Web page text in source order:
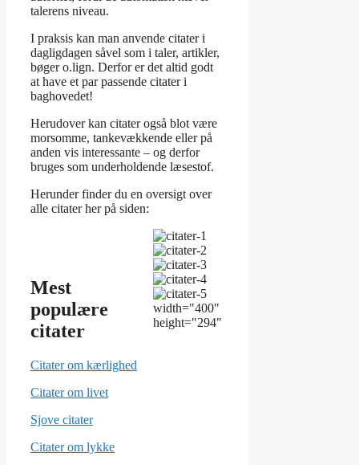
talerens niveau.
I praksis kan man anvende citater i
dagligdagen såvel som i taler, artikler,
bøger o.lign. Derfor er det altid godt
at have et par passende citater i
baghovedet!
Herudover kan citater også blot være
morsomme, tankevækkende eller på
anden vis interessante – og derfor
bruges som underholdende læsestof.
Herunder finder du en oversigt over
alle citater her på siden:
Mest
populære
citater
Citater om kærlighed
Citater om livet
Sjove citater
Citater om lykke
width="400"
height="294"